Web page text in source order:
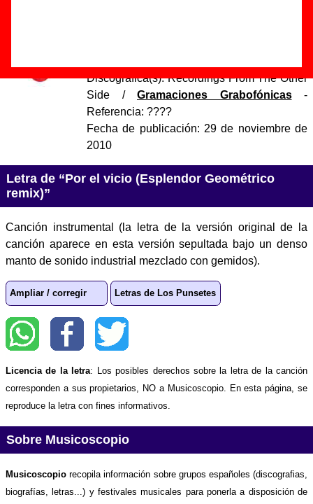
Discográfica(s):Recordings From The Other
Side / Gramaciones Grabofónicas-
Referencia: ????
Fecha de publicación: 29 de noviembre de
2010
Letra de “Por el vicio (Esplendor Geométrico
remix)”
Canción instrumental (la letra de la versión original de la
canción aparece en esta versión sepultada bajo un denso
manto de sonido industrial mezclado con gemidos).
Ampliar / corregir Letras de Los Punsetes
Licencia de la letra: Los posibles derechos sobre la letra de la canción
corresponden a sus propietarios, NO a Musicoscopio. En esta página, se
reproduce la letra con fines informativos.
Sobre Musicoscopio
Musicoscopio recopila información sobre grupos españoles (discografias,
biografías, letras...) y festivales musicales para ponerla a disposición de